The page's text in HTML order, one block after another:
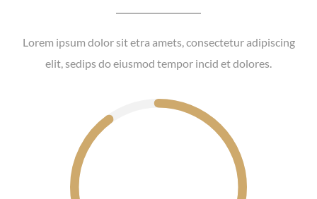
Lorem ipsum dolor sit etra amets, consectetur adipiscing
elit, sedips do eiusmod tempor incid et dolores.